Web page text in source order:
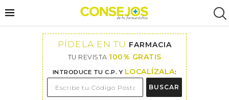
PÍDELA EN TU FARMACIA
TU REVISTA 100% GRATIS
INTRODUCE TU C.P. Y LOCALÍZALA:
BUSCAR